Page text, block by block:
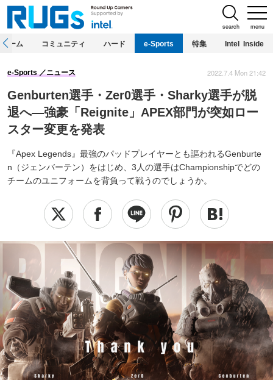
menu
search
ホーム コミュニティ ハード e-Sports 特集 Intel Inside
Genburten選手・Zer0選手・Sharky選手が脱
退へ―強豪「Reignite」APEX部門が突如ロー
スター変更を発表
『Apex Legends』最強のパッドプレイヤーとも謳われるGenburte
n（ジェンバーテン）をはじめ、3人の選手はChampionshipでどの
チームのユニフォームを背負って戦うのでしょうか。
e-Sports ニュース 2022.7.4 Mon 21:42